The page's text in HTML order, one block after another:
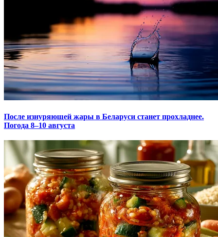
После изнуряющей жары в Беларуси станет прохладнее.
Погода 8–10 августа